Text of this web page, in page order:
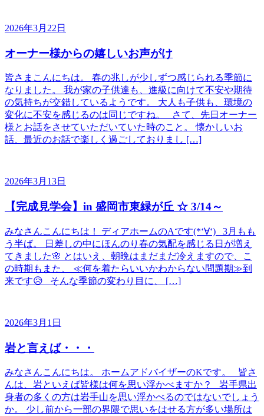
2026年3月22日
オーナー様からの嬉しいお声がけ
皆さまこんにちは。 春の兆しが少しずつ感じられる季節に
なりました。 我が家の子供達も、進級に向けて不安や期待
の気持ちが交錯しているようです。 大人も子供も、環境の
変化に不安を感じるのは同じですね。 さて、先日オーナー
様とお話をさせていただいていた時のこと。 懐かしいお
話、最近のお話で楽しく過ごしておりまし […]
2026年3月13日
【完成見学会】in 盛岡市東緑が丘 ☆ 3/14～
みなさんこんにちは！ ディアホームのAです(*‘∀‘) 3月もも
う半ば。 日差しの中にほんのり春の気配を感じる日が増え
てきました🌸 とはいえ、朝晩はまだまだ冷えますので、こ
の時期もまた、 ≪何を着たらいいかわからない問題期≫到
来です😥 そんな季節の変わり目に、 […]
2026年3月1日
岩と言えば・・・
みなさんこんにちは。 ホームアドバイザーのKです。 皆さ
んは、岩といえば皆様は何を思い浮かべますか？ 岩手県出
身者の多くの方は岩手山を思い浮かべるのではないでしょう
か。 少し前から一部の界隈で思いをはせる方が多い場所は